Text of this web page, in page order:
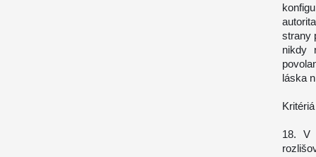
strany
nikdy
láska
18. V